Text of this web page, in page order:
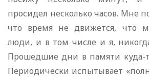
просидел несколько часов. Мне
что время не движется, что
люди, и в том числе и я,
Прошедшие дни в памяти куда-
Периодически испытывает